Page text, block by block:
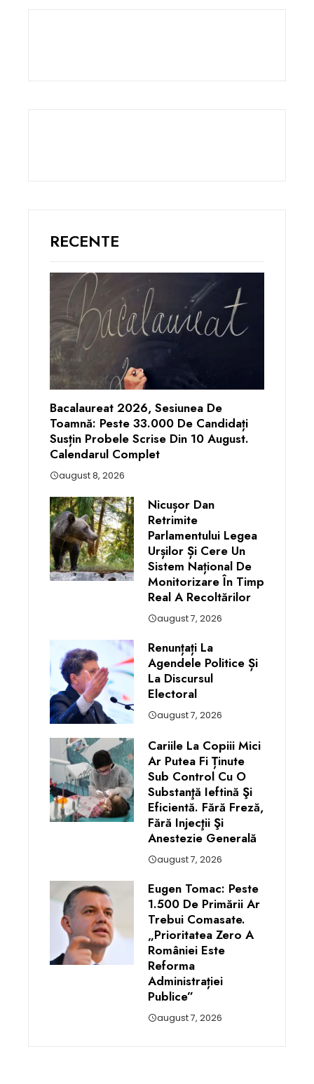
RECENTE
Bacalaureat 2026, Sesiunea De
Toamnă: Peste 33.000 De Candidați
Susțin Probele Scrise Din 10 August.
Calendarul Complet
august 8, 2026
Nicușor Dan
Retrimite
Parlamentului Legea
Urșilor Și Cere Un
Sistem Național De
Monitorizare În Timp
Real A Recoltărilor
august 7, 2026
Renunțați La
Agendele Politice Și
La Discursul
Electoral
august 7, 2026
Cariile La Copiii Mici
Ar Putea Fi Ținute
Sub Control Cu O
Substanţă Ieftină Şi
Eficientă. Fără Freză,
Fără Injecţii Şi
Anestezie Generală
august 7, 2026
Eugen Tomac: Peste
1.500 De Primării Ar
Trebui Comasate.
„Prioritatea Zero A
României Este
Reforma
Administrației
Publice”
august 7, 2026